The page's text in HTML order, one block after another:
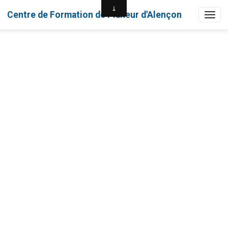
Centre de Formation de Planeur d'Alençon